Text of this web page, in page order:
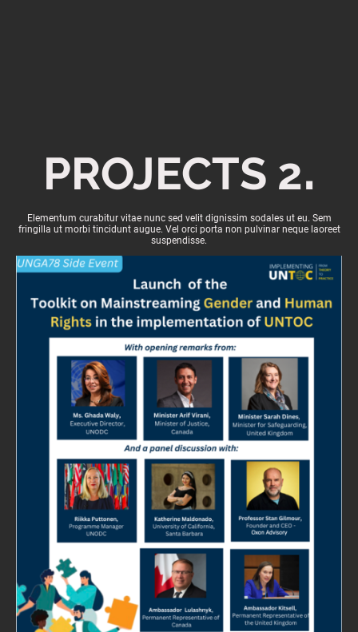
PROJECTS 2.
Elementum curabitur vitae nunc sed velit dignissim sodales ut eu. Sem
fringilla ut morbi tincidunt augue. Vel orci porta non pulvinar neque laoreet
suspendisse.